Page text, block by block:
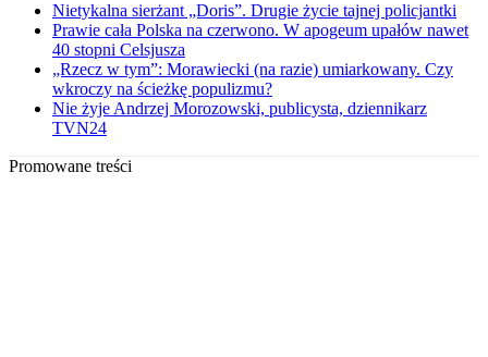
Nietykalna sierżant „Doris”. Drugie życie tajnej policjantki
Prawie cała Polska na czerwono. W apogeum upałów nawet
40 stopni Celsjusza
„Rzecz w tym”: Morawiecki (na razie) umiarkowany. Czy
wkroczy na ścieżkę populizmu?
Nie żyje Andrzej Morozowski, publicysta, dziennikarz
TVN24
Promowane treści